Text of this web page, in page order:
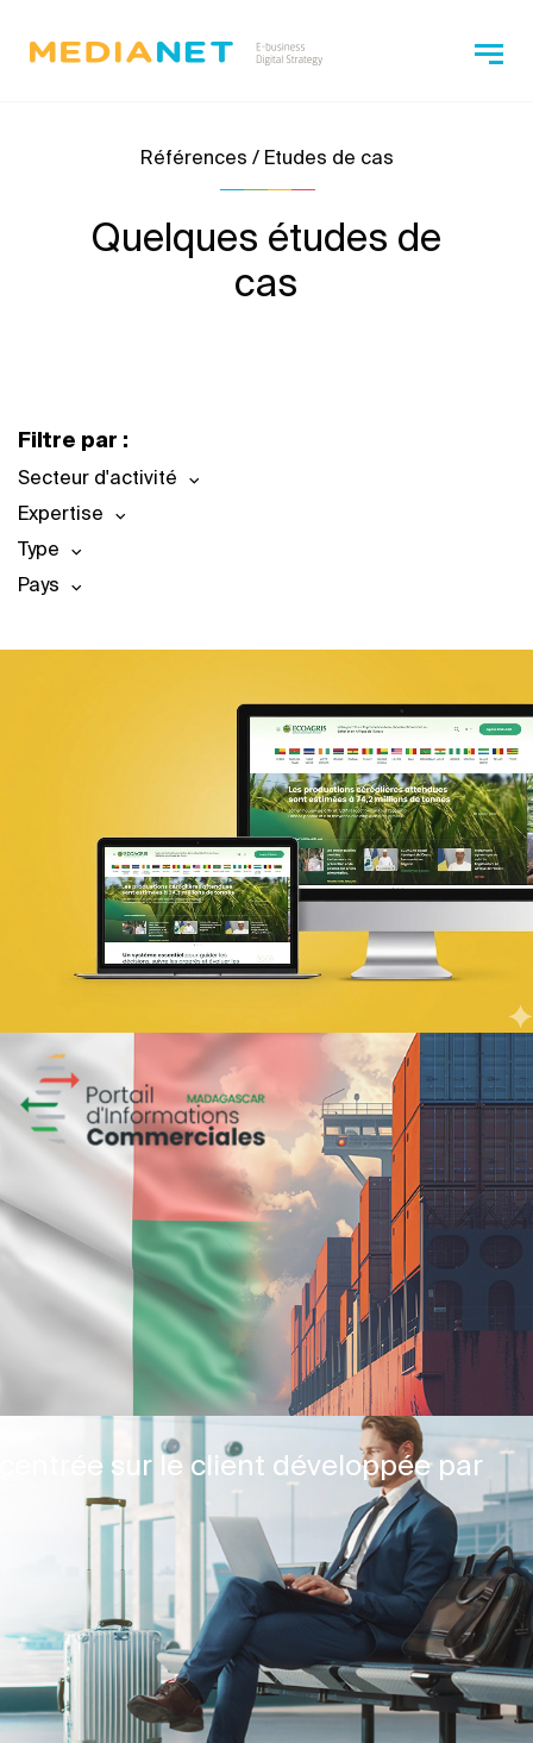
Références / Etudes de cas
Quelques études de
cas
Filtre par :
Secteur d'activité
Expertise
Type
Pays
sur le client développée par